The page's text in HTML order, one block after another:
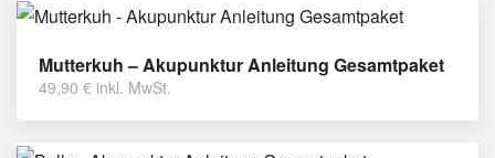
Mutterkuh – Akupunktur Anleitung Gesamtpaket
49,90 € inkl. MwSt.